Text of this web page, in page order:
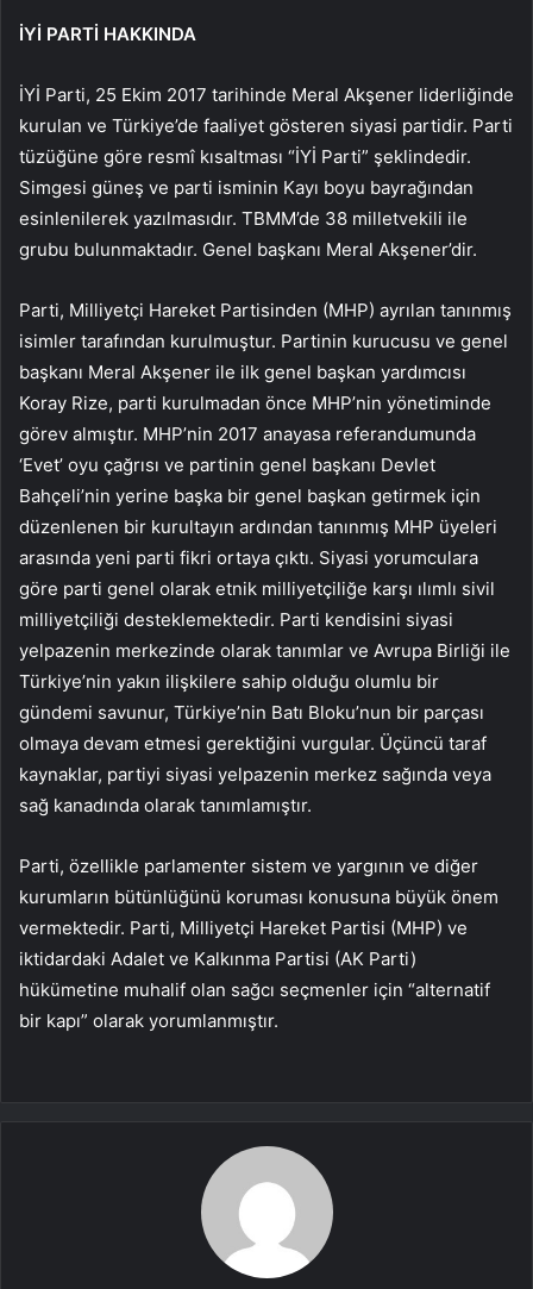
İYİ PARTİ HAKKINDA
İYİ Parti, 25 Ekim 2017 tarihinde Meral Akşener liderliğinde
kurulan ve Türkiye’de faaliyet gösteren siyasi partidir. Parti
tüzüğüne göre resmî kısaltması “İYİ Parti” şeklindedir.
Simgesi güneş ve parti isminin Kayı boyu bayrağından
esinlenilerek yazılmasıdır. TBMM’de 38 milletvekili ile
grubu bulunmaktadır. Genel başkanı Meral Akşener’dir.
Parti, Milliyetçi Hareket Partisinden (MHP) ayrılan tanınmış
isimler tarafından kurulmuştur. Partinin kurucusu ve genel
başkanı Meral Akşener ile ilk genel başkan yardımcısı
Koray Rize, parti kurulmadan önce MHP’nin yönetiminde
görev almıştır. MHP’nin 2017 anayasa referandumunda
‘Evet’ oyu çağrısı ve partinin genel başkanı Devlet
Bahçeli’nin yerine başka bir genel başkan getirmek için
düzenlenen bir kurultayın ardından tanınmış MHP üyeleri
arasında yeni parti fikri ortaya çıktı. Siyasi yorumculara
göre parti genel olarak etnik milliyetçiliğe karşı ılımlı sivil
milliyetçiliği desteklemektedir. Parti kendisini siyasi
yelpazenin merkezinde olarak tanımlar ve Avrupa Birliği ile
Türkiye’nin yakın ilişkilere sahip olduğu olumlu bir
gündemi savunur, Türkiye’nin Batı Bloku’nun bir parçası
olmaya devam etmesi gerektiğini vurgular. Üçüncü taraf
kaynaklar, partiyi siyasi yelpazenin merkez sağında veya
sağ kanadında olarak tanımlamıştır.
Parti, özellikle parlamenter sistem ve yargının ve diğer
kurumların bütünlüğünü koruması konusuna büyük önem
vermektedir. Parti, Milliyetçi Hareket Partisi (MHP) ve
iktidardaki Adalet ve Kalkınma Partisi (AK Parti)
hükümetine muhalif olan sağcı seçmenler için “alternatif
bir kapı” olarak yorumlanmıştır.